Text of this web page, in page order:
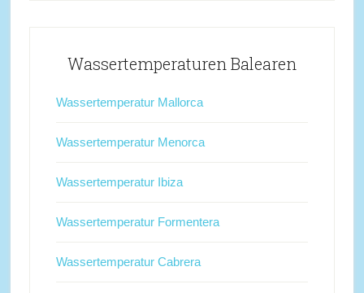
Wassertemperaturen Balearen
Wassertemperatur Mallorca
Wassertemperatur Menorca
Wassertemperatur Ibiza
Wassertemperatur Formentera
Wassertemperatur Cabrera